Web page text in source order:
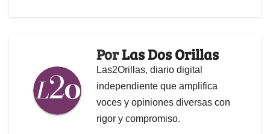
PorLas Dos Orillas
Las2Orillas, diario digital
independiente que amplifica
voces y opiniones diversas con
rigor y compromiso.